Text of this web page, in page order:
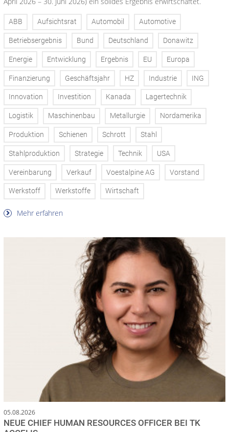
ABB Aufsichtsrat Automobil Automotive
Betriebsergebnis Bund Deutschland Donawitz
Energie Entwicklung Ergebnis EU Europa
Finanzierung Geschäftsjahr HZ Industrie ING
Innovation Investition Kanada Lagertechnik
Logistik Maschinenbau Metallurgie Nordamerika
Produktion Schienen Schrott Stahl
Stahlproduktion Strategie Technik USA
Vereinbarung Verkauf Voestalpine AG Vorstand
Werkstoff Werkstoffe Wirtschaft
Mehr erfahren
05.08.2026
NEUE CHIEF HUMAN RESOURCES OFFICER BEI TK